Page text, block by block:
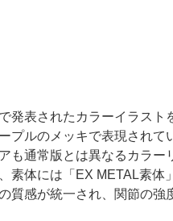
発表されたカラーイラスト
プルのメッキで表現されて
も通常版とは異なるカラー
素体には「EX METAL素体
質感が統一され、関節の強